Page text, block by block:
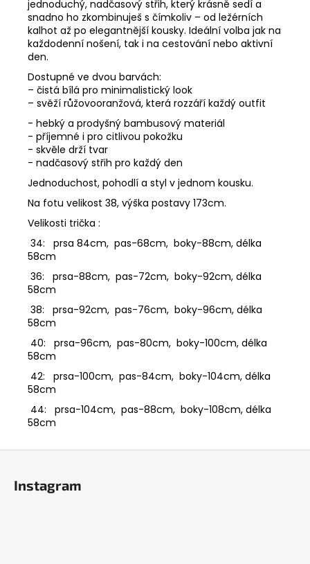
jednoduchý, nadčasový střih, který krásně sedí a
snadno ho zkombinuješ s čímkoliv – od ležérních
kalhot až po elegantnější kousky. Ideální volba jak na
každodenní nošení, tak i na cestování nebo aktivní
den.
Dostupné ve dvou barvách:
– čistá bílá pro minimalistický look
– svěží růžovooranžová, která rozzáří každý outfit
- hebký a prodyšný bambusový materiál
- příjemné i pro citlivou pokožku
- skvěle drží tvar
- nadčasový střih pro každý den
Jednoduchost, pohodlí a styl v jednom kousku.
Na fotu velikost 38, výška postavy 173cm.
Velikosti trička :
34: prsa 84cm, pas-68cm, boky-88cm, délka
58cm
36: prsa-88cm, pas-72cm, boky-92cm, délka
58cm
38: prsa-92cm, pas-76cm, boky-96cm, délka
58cm
40: prsa-96cm, pas-80cm, boky-100cm, délka
58cm
42: prsa-100cm, pas-84cm, boky-104cm, délka
58cm
44: prsa-104cm, pas-88cm, boky-108cm, délka
58cm
Instagram